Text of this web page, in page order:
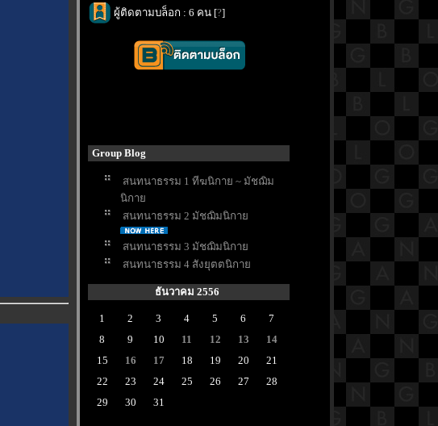
ผู้ติดตามบล็อก : 6 คน [?]
Group Blog
สนทนาธรรม 1 ทีฆนิกาย ~ มัชฌิม
นิกา
สนทนาธรรม 2 มัชฌิมนิกา
สนทนาธรรม 3 มัชฌิมนิกา
สนทนาธรรม 4 สังยุตตนิกา
ธันวาคม 2556
1 2 3 4 5 6
7
8
9 10 11 12 13
14
15
16 17 18 19 20
21
22
23 24 25 26 27
28
29
30 31